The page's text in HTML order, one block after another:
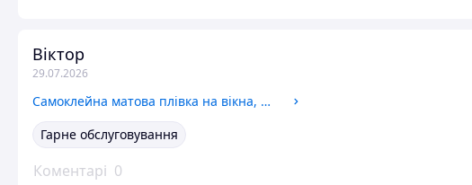
Віктор
29.07.2026
Самоклейна матова плівка на вікна, щоб із вулиці від сторонніх очей на скло дверей обклеювання вікон плівкою
Гарне обслуговування
Коментарі 0